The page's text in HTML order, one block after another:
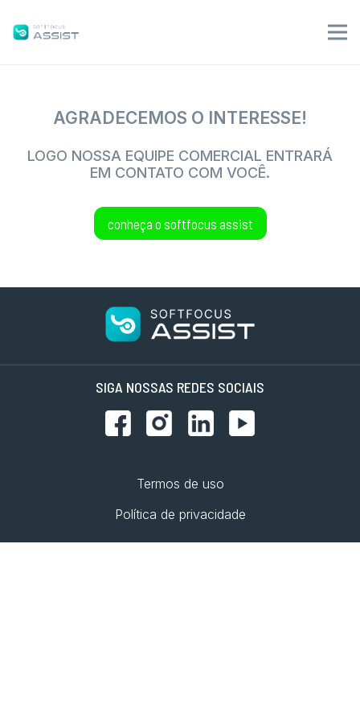
AGRADECEMOS O INTERESSE!
LOGO NOSSA EQUIPE COMERCIAL ENTRARÁ
EM CONTATO COM VOCÊ.
conheça o softfocus assist
SIGA NOSSAS REDES SOCIAIS
Termos de uso
Política de privacidade